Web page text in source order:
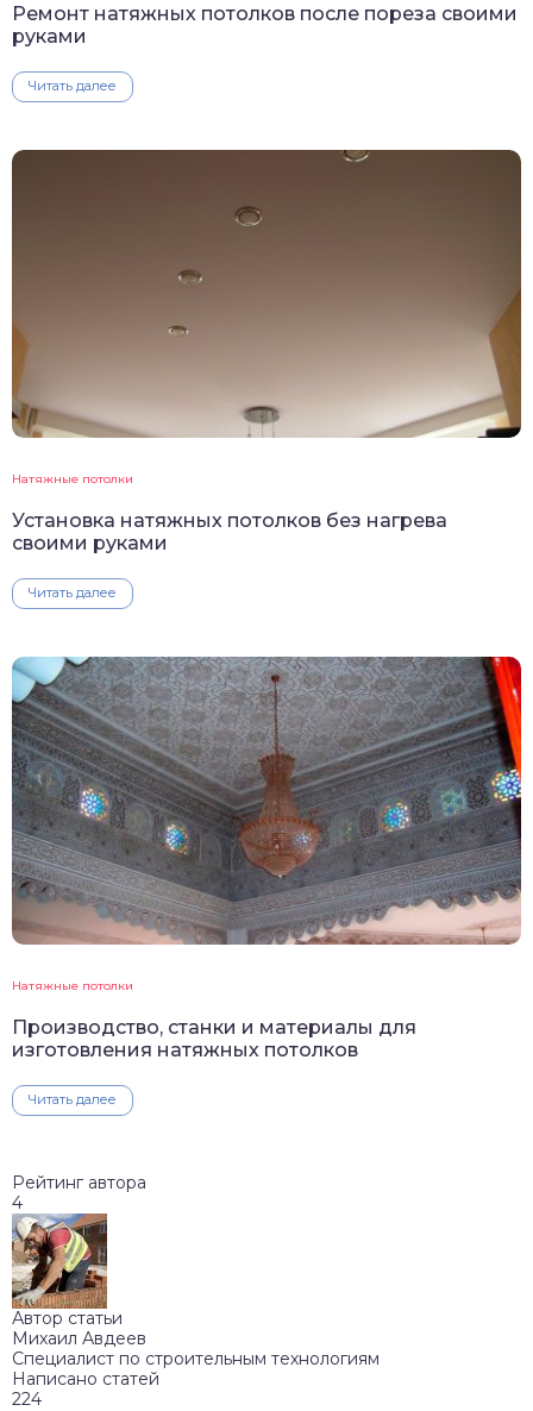
Ремонт натяжных потолков после пореза своими
руками
Читать далее
Натяжные потолки
Установка натяжных потолков без нагрева
своими руками
Читать далее
Натяжные потолки
Производство, станки и материалы для
изготовления натяжных потолков
Читать далее
Рейтинг автора
4
Автор статьи
Михаил Авдеев
Специалист по строительным технологиям
Написано статей
224